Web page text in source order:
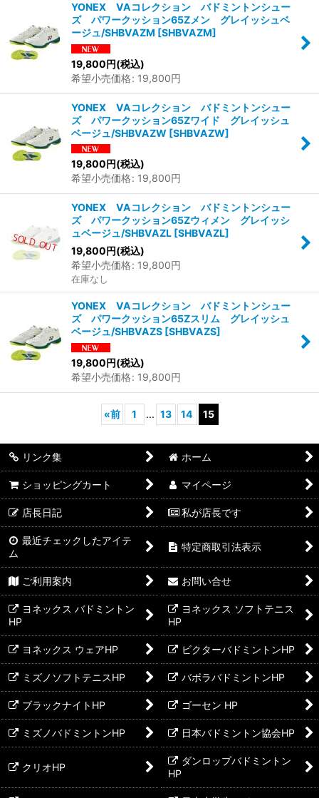
YONEX VAコレクション バドミントンシュー
ズ パワークッション65Zメン グレイッシュベ
ージュ/SHBVAZM [SHBVAZM]
19,800円(税込)
希望小売価格: 19,800円
YONEX VAコレクション バドミントンシュー
ズ パワークッション65Zワイド グレイッシュ
ベージュ/SHBVAZW [SHBVAZW]
19,800円(税込)
希望小売価格: 19,800円
YONEX VAコレクション バドミントンシュー
ズ パワークッション65Zウィメン グレイッシ
ュベージュ/SHBVAZL [SHBVAZL]
19,800円(税込)
希望小売価格: 19,800円
在庫なし
YONEX VAコレクション バドミントンシュー
ズ パワークッション65Zスリム グレイッシュ
ベージュ/SHBVAZS [SHBVAZS]
19,800円(税込)
希望小売価格: 19,800円
«前 1 ... 13 14 15
リンク集 ホーム
ショッピングカート マイページ
店長日記 私が店長です
最近チェックしたアイテ
ム
特定商取引法表示
ご利用案内 お問い合せ
ヨネックス バドミントン
HP
ヨネックス ソフトテニス
HP
ヨネックス ウェアHP ビクターバドミントンHP
ミズノソフトテニスHP バボラバドミントンHP
ブラックナイトHP ゴーセン HP
ミズノバドミントンHP 日本バドミントン協会HP
クリオHP
ダンロップバドミントン
HP